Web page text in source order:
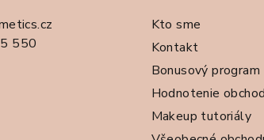
550
Kto sme
Kontakt
Bonusový program
Hodnotenie
Makeup tutoriály